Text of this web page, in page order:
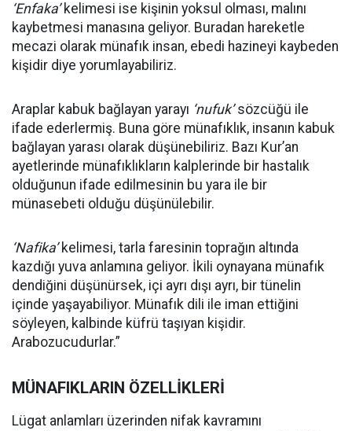
‘Enfaka’kelimesi ise kişinin yoksul olması, malını
kaybetmesi manasına geliyor. Buradan hareketle
mecazi olarak münafık insan, ebedi hazineyi kaybeden
kişidir diye yorumlayabiliriz.
Araplar kabuk bağlayan yarayı ‘nufuk’sözcüğü ile
ifade ederlermiş. Buna göre münafıklık, insanın kabuk
bağlayan yarası olarak düşünebiliriz. Bazı Kur’an
ayetlerinde münafıklıkların kalplerinde bir hastalık
olduğunun ifade edilmesinin bu yara ile bir
münasebeti olduğu düşünülebilir.
‘Nafika’kelimesi, tarla faresinin toprağın altında
kazdığı yuva anlamına geliyor. İkili oynayana münafık
dendiğini düşünürsek, içi ayrı dışı ayrı, bir tünelin
içinde yaşayabiliyor. Münafık dili ile iman ettiğini
söyleyen, kalbinde küfrü taşıyan kişidir.
Arabozucudurlar.”
MÜNAFIKLARIN ÖZELLİKLERİ
Lügat anlamları üzerinden nifak kavramını